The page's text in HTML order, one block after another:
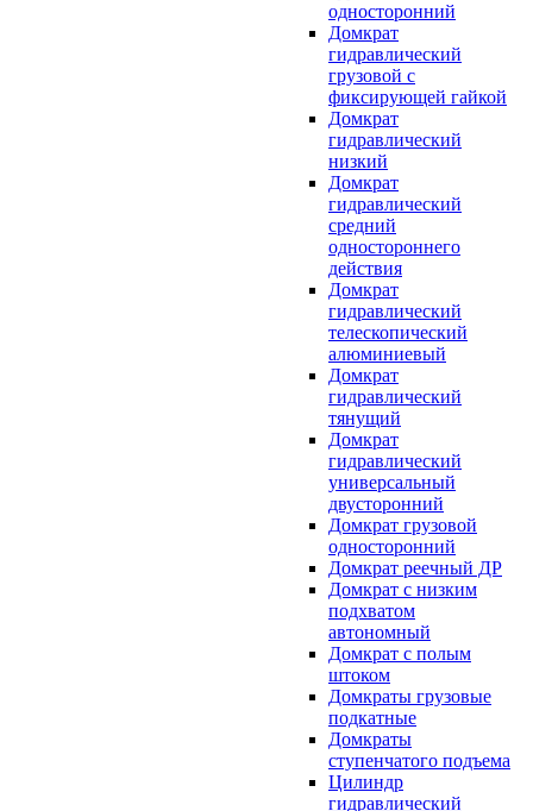
односторонний
Домкрат
гидравлический
грузовой с
фиксирующей гайкой
Домкрат
гидравлический
низкий
Домкрат
гидравлический
средний
одностороннего
действия
Домкрат
гидравлический
телескопический
алюминиевый
Домкрат
гидравлический
тянущий
Домкрат
гидравлический
универсальный
двусторонний
Домкрат грузовой
односторонний
Домкрат реечный ДР
Домкрат с низким
подхватом
автономный
Домкрат с полым
штоком
Домкраты грузовые
подкатные
Домкраты
ступенчатого подъема
Цилиндр
гидравлический